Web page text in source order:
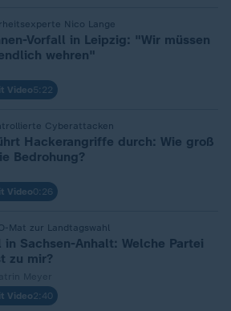
Nico Lange
Vorfall in Leipzig: "Wir müssen
wehren"
Video5:22
Cyberattacken
Hackerangriffe durch: Wie groß
Bedrohung?
Video0:26
Mat zur Landtagswahl
in Sachsen-Anhalt: Welche Partei
zu mir?
Video2:40